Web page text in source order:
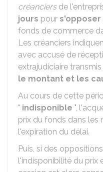
créanciersde
jours pour s'opposer
fonds de commerce
Les créanciers
avec accusé de
extrajudiciaire
le montant et les
Au cours de cette
" indisponible ",
prix du fonds dans les
l'expiration du délai.
Puis, si des
l'indisponibilité du prix